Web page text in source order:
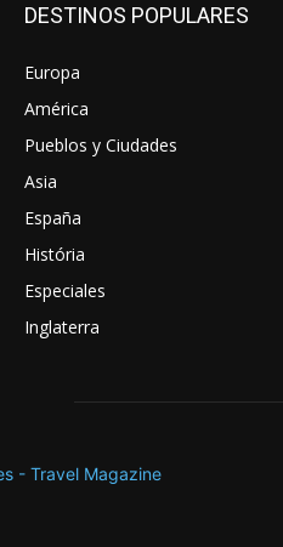
DESTINOS POPULARES
Europa
América
Pueblos y Ciudades
Asia
España
História
Especiales
Inglaterra